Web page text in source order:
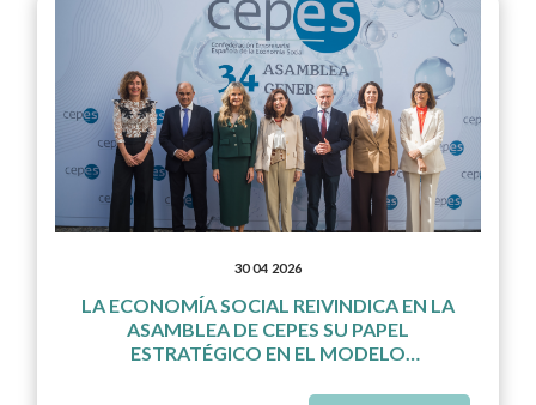
30 04 2026
LA ECONOMÍA SOCIAL REIVINDICA EN LA
ASAMBLEA DE CEPES SU PAPEL
ESTRATÉGICO EN EL MODELO